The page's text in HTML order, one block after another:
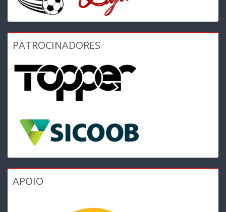
PATROCINADORES
APOIO